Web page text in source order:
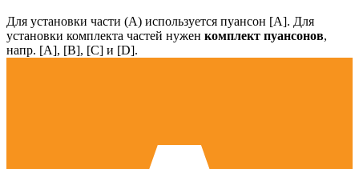
Для установки части (А) используется пуансон [А]. Для
установки комплекта частей нужен комплект пуансонов,
напр. [А], [B], [С] и [D].